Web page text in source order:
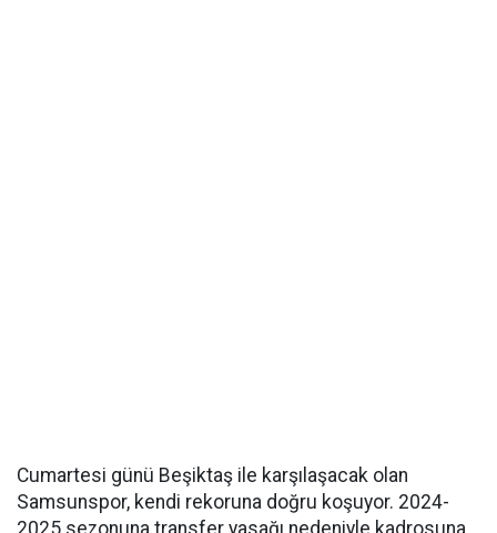
Cumartesi günü Beşiktaş ile karşılaşacak olan
Samsunspor, kendi rekoruna doğru koşuyor. 2024-
2025 sezonuna transfer yasağı nedeniyle kadrosuna